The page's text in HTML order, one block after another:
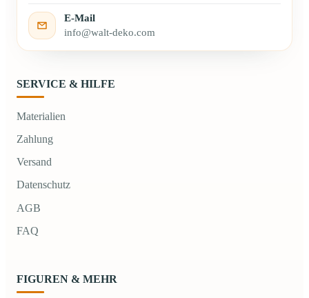
E-Mail
info@walt-deko.com
SERVICE & HILFE
Materialien
Zahlung
Versand
Datenschutz
AGB
FAQ
FIGUREN & MEHR